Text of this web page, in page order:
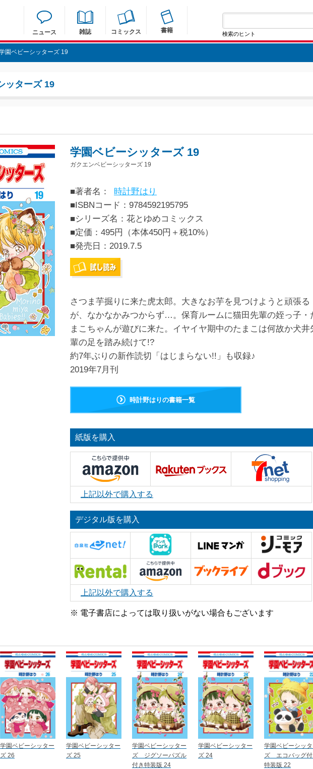
ニュース 雑誌 コミックス 書籍 検索のヒント
園ベビーシッターズ 19
ッターズ 19
学園ベビーシッターズ 19
ガクエンベビーシッターズ 19
■著者名：
時計野はり
■ISBNコード：9784592195795
■シリーズ名：花とゆめコミックス
■定価：495円（本体450円＋税10%）
■発売日： 2019.7.5
さつま芋掘りに来た虎太郎。大きなお芋を見つけようと頑張る
が、なかなかみつからず…。保育ルームに猫田先輩の姪っ子・
まこちゃんが遊びに来た。イヤイヤ期中のたまこは何故か犬井
輩の足を踏み続けて!?
約7年ぶりの新作読切「はじまらない!!」も収録♪
2019年7月刊
時計野はりの書籍一覧
紙版を購入
上記以外で購入する
デジタル版を購入
上記以外で購入する
※ 電子書店によっては取り扱いがない場合もございます
学園ベビーシッター
ズ 26
学園ベビーシッター
ズ 25
学園ベビーシッター
ズ ジグソーパズル
付き特装版 24
学園ベビーシッター
ズ 24
学園ベビーシッ
ズ エコバッグ
特装版 22